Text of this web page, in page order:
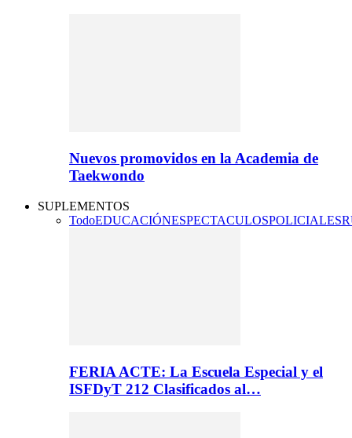
Nuevos promovidos en la Academia de
Taekwondo
SUPLEMENTOS
TodoEDUCACIÓNESPECTACULOSPOLICIALES
FERIA ACTE: La Escuela Especial y el
ISFDyT 212 Clasificados al…